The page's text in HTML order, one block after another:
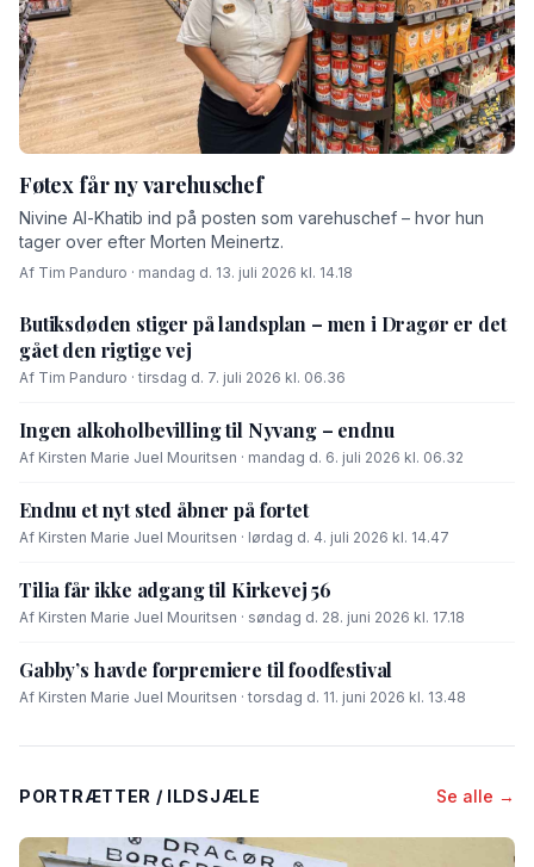
Føtex får ny varehuschef
Nivine Al-Khatib ind på posten som varehuschef – hvor hun
tager over efter Morten Meinertz.
Af Tim Panduro · mandag d. 13. juli 2026 kl. 14.18
Butiksdøden stiger på landsplan – men i Dragør er det
gået den rigtige vej
Af Tim Panduro · tirsdag d. 7. juli 2026 kl. 06.36
Ingen alkoholbevilling til Nyvang – endnu
Af Kirsten Marie Juel Mouritsen · mandag d. 6. juli 2026 kl. 06.32
Endnu et nyt sted åbner på fortet
Af Kirsten Marie Juel Mouritsen · lørdag d. 4. juli 2026 kl. 14.47
Tilia får ikke adgang til Kirkevej 56
Af Kirsten Marie Juel Mouritsen · søndag d. 28. juni 2026 kl. 17.18
Gabby’s havde forpremiere til foodfestival
Af Kirsten Marie Juel Mouritsen · torsdag d. 11. juni 2026 kl. 13.48
PORTRÆTTER / ILDSJÆLE Se alle →